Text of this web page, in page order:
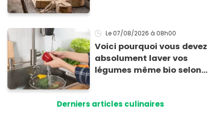
Le 07/08/2026 à 08h00
Voici pourquoi vous devez
absolument laver vos
légumes même bio selon
Derniers articles culinaires